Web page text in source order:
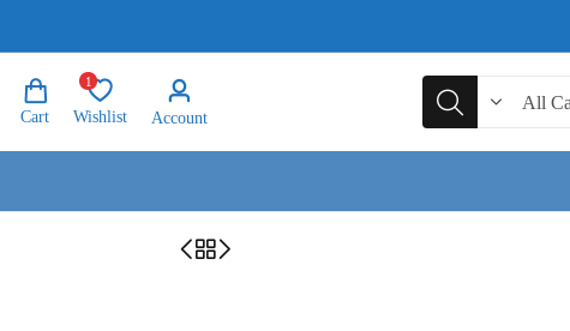
Account
1
Wishlist
Cart